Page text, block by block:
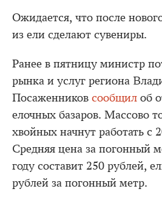
Ожидается, что после
из ели сделают сувениры.
Ранее в пятницу министр
рынка и услуг региона
Посаженников сообщил об
елочных базаров. Массово
хвойных начнут работать c
Средняя цена за погонный
году составит 250 рублей,
рублей за погонный метр.